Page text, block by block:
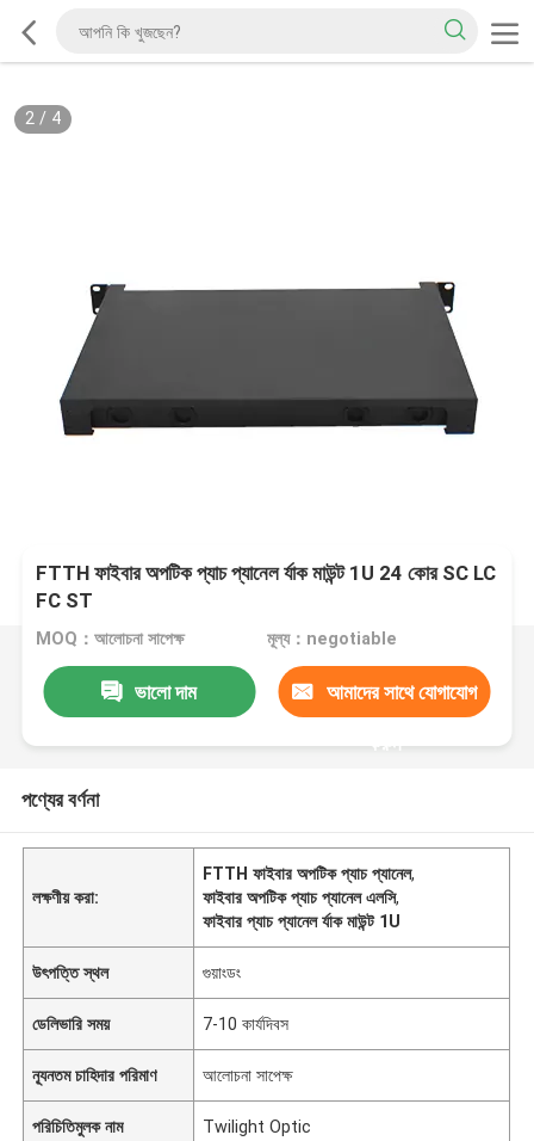
2/ 4
FTTH ফাইবার অপটিক প্যাচ প্যানেল র্যাক মাউন্ট 1U 24 কোর SC LC
FC ST
MOQ：আলোচনা সাপেক্ষ মূল্য：negotiable
ভালো দাম আমাদের সাথে যোগাযোগ
করুন
পণ্যের বর্ণনা
লক্ষণীয় করা:
FTTH ফাইবার অপটিক প্যাচ প্যানেল,
ফাইবার অপটিক প্যাচ প্যানেল এলসি,
ফাইবার প্যাচ প্যানেল র্যাক মাউন্ট 1U
উৎপত্তি স্থল গুয়াংডং
ডেলিভারি সময় 7-10 কার্যদিবস
ন্যূনতম চাহিদার পরিমাণ আলোচনা সাপেক্ষ
পরিচিতিমুলক নাম Twilight Optic